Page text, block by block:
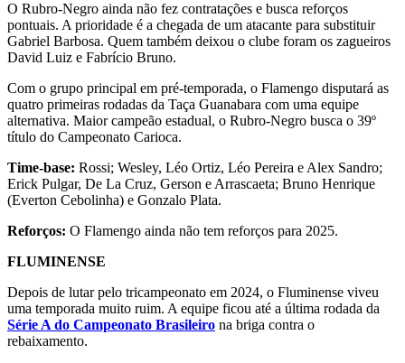
O Rubro-Negro ainda não fez contratações e busca reforços
pontuais. A prioridade é a chegada de um atacante para substituir
Gabriel Barbosa. Quem também deixou o clube foram os zagueiros
David Luiz e Fabrício Bruno.
Com o grupo principal em pré-temporada, o Flamengo disputará as
quatro primeiras rodadas da Taça Guanabara com uma equipe
alternativa. Maior campeão estadual, o Rubro-Negro busca o 39º
título do Campeonato Carioca.
Time-base: Rossi; Wesley, Léo Ortiz, Léo Pereira e Alex Sandro;
Erick Pulgar, De La Cruz, Gerson e Arrascaeta; Bruno Henrique
(Everton Cebolinha) e Gonzalo Plata.
Reforços: O Flamengo ainda não tem reforços para 2025.
FLUMINENSE
Depois de lutar pelo tricampeonato em 2024, o Fluminense viveu
uma temporada muito ruim. A equipe ficou até a última rodada da
Série A do Campeonato Brasileiro na briga contra o
rebaixamento.